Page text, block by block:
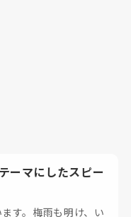
ーマにしたスピー
す。梅雨も明け、い